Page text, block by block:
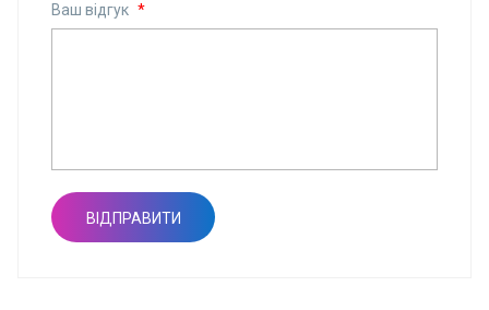
Ваш відгук *